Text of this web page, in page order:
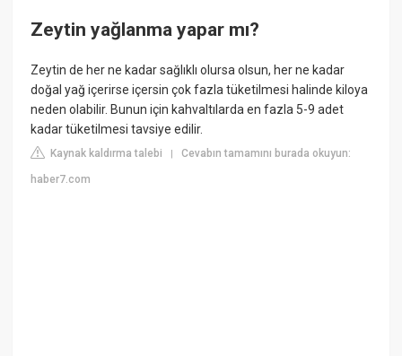
Zeytin yağlanma yapar mı?
Zeytin de her ne kadar sağlıklı olursa olsun, her ne kadar
doğal yağ içerirse içersin çok fazla tüketilmesi halinde kiloya
neden olabilir. Bunun için kahvaltılarda en fazla 5-9 adet
kadar tüketilmesi tavsiye edilir.
Kaynak kaldırma talebi |Cevabın tamamını burada okuyun:
haber7.com